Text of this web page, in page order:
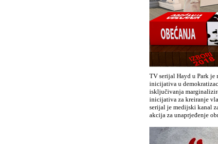
TV serijal Hayd u Park
inicijativa u
isključivanja
inicijativa za kreiranje
serijal je medijski kanal
akcija za unaprjeđenje